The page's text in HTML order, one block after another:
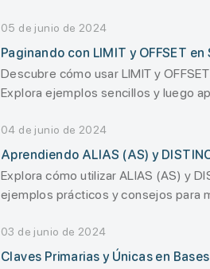
05 de junio de 2024
Paginando con LIMIT y OFFSET en
Descubre cómo usar LIMIT y
Explora ejemplos sencillos y luego
04 de junio de 2024
Aprendiendo ALIAS (AS) y
Explora cómo utilizar ALIAS (AS) y
ejemplos prácticos y consejos para
03 de junio de 2024
Claves Primarias y Únicas en